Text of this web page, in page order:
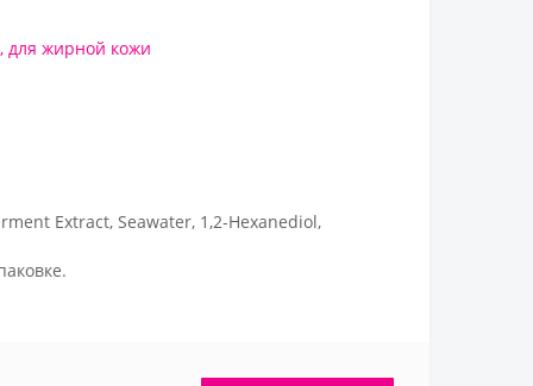
, для жирной кожи
Extract, Seawater, 1,2-Hexanediol,